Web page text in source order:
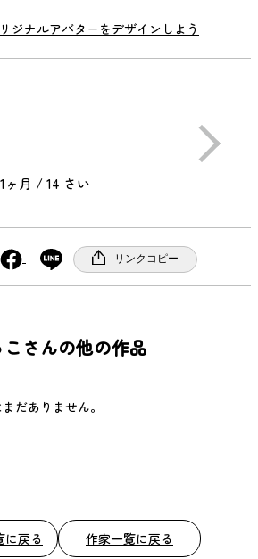
ジナルアバターをデザインしよう
ヶ月 / 14 さい
a
c
o
k
リンクコピー
こさんの他の作品
だありません。
に戻る 作家一覧に戻る